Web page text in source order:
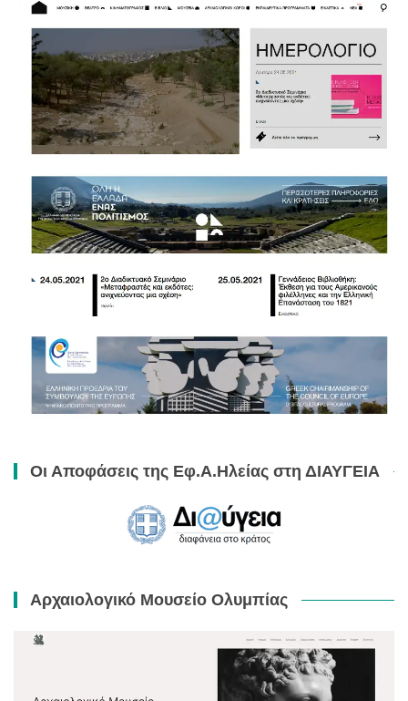
Οι Αποφάσεις της Εφ.Α.Ηλείας στη ΔΙΑΥΓΕΙΑ
Αρχαιολογικό Μουσείο Ολυμπίας